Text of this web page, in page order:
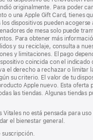
originalmente. Para poder
o una Apple Gift Card, tienes
los dispositivos pueden acogerse
de mesa solo puede
Para obtener más
y su reciclaje, consulta a
y limitaciones. El pago
coincida con el indicado
el derecho a rechazar o limitar
su criterio. El valor de tu
Apple nuevo. Esta oferta
las tiendas. Algunas tiendas
Vitales no está pensada para
el bienestar general.